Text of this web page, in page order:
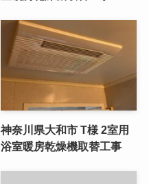
神奈川県大和市 T様 2室用
浴室暖房乾燥機取替工事